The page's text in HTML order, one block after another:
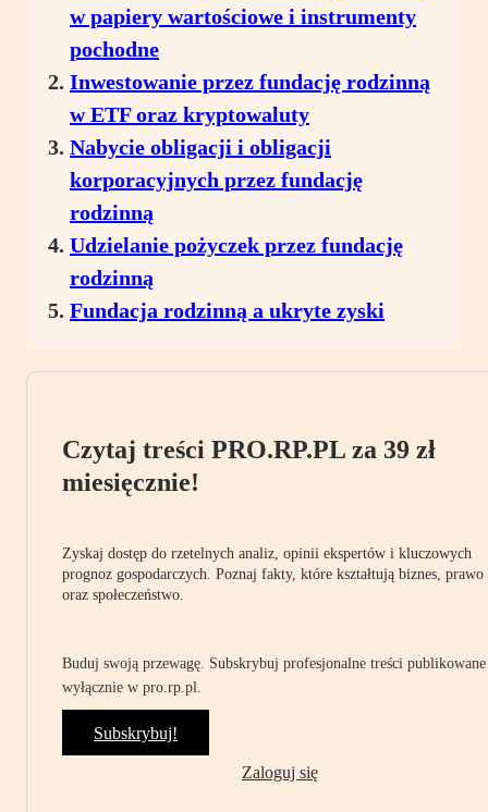
w papiery wartościowe i instrumenty
pochodne
Inwestowanie przez fundację rodzinną
w ETF oraz kryptowaluty
Nabycie obligacji i obligacji
korporacyjnych przez fundację
rodzinną
Udzielanie pożyczek przez fundację
rodzinną
Fundacja rodzinną a ukryte zyski
Czytaj treści PRO.RP.PL za 39 zł
miesięcznie!
Zyskaj dostęp do rzetelnych analiz, opinii ekspertów i kluczowych
prognoz gospodarczych. Poznaj fakty, które kształtują biznes, prawo
oraz społeczeństwo.
Buduj swoją przewagę. Subskrybuj profesjonalne treści publikowane
wyłącznie w pro.rp.pl.
Subskrybuj!
Zaloguj się